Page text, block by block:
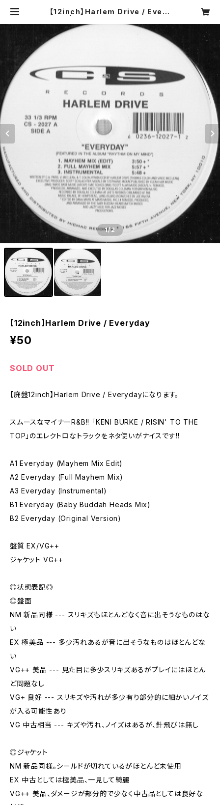
【12inch】Harlem Drive / Every
1/2
【12inch】Harlem Drive / Everyday
¥50
SOLD OUT
【廃盤12inch】Harlem Drive / Everydayになります。
スムースなマイナーR&B!! 「KENI BURKE / RISIN' TO THE
TOP」のエレクトロなトラックをネタ使いがナイスです!!
A1 Everyday (Mayhem Mix Edit)
A2 Everyday (Full Mayhem Mix)
A3 Everyday (Instrumental)
B1 Everyday (Baby Buddah Heads Mix)
B2 Everyday (Original Version)
盤質 EX/VG++
ジャケット VG++
◎状態表記◎
◎盤面
NM 新品同様 --- スリキズもほとんどなく音に出そうなものはな
い
EX 極美品 --- 多少汚れあるが音に出そうなものはほとんどな
い
VG++ 美品 --- 見た目に多少スリキズあるがプレイにはほとん
ど問題なし
VG+ 良好 --- スリキズや汚れが多少有り部分的に細かいノイズ
が入る可能性あり
VG 中古相当 --- キズや汚れ、ノイズはあるが、針飛びは無し
◎ジャケット
NM 新品同様。シールドが切れているがほとんど未使用
EX 中古としては極美品、一見して綺麗
VG++ 美品、ダメージが部分的で少なく中古品としては良好な